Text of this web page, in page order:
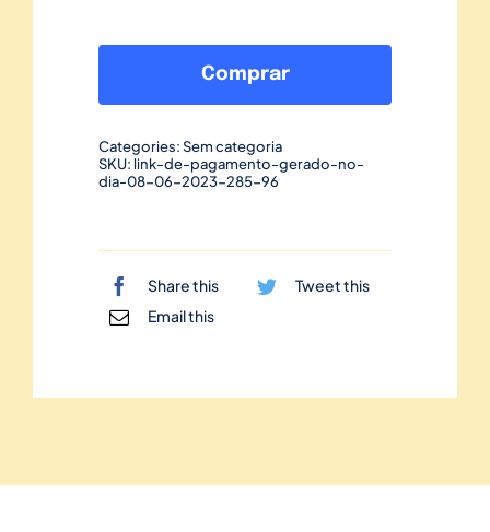
de
no
dia
quantidade
Comprar
Categories:Sem categoria
SKU: link-de-pagamento-gerado-no-
dia-08-06-2023-285-96
Share this
Tweet this
Email this